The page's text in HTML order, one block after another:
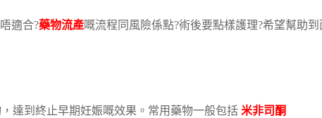
適合?藥物流產嘅流程同風險係點?術後要點樣護理?希望幫助到
達到終止早期妊娠嘅效果。常用藥物一般包括 米非司酮